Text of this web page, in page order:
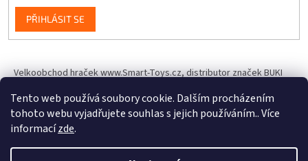
Tento web používá soubory cookie. Dalším procházením
tohoto webu vyjadřujete souhlas s jejich používáním.. Více
informacízde.
PŘIHLÁSIT SE
Velkoobchod hraček www.Smart-Toys.cz, distributor značek BUKI